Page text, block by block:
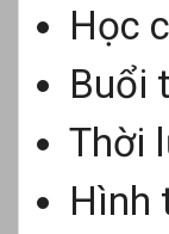
Học
Buổi
Thời
Hình